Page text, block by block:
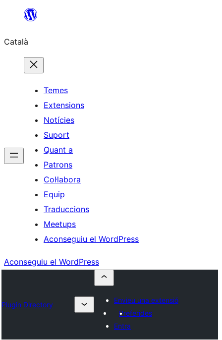
contingut
Català
Temes
Extensions
Notícies
Suport
Quant a
Patrons
Col·labora
Equip
Traduccions
Meetups
Aconseguiu el WordPress
Aconseguiu el WordPress
Plugin Directory
Envieu una extensió
Preferides
Entra